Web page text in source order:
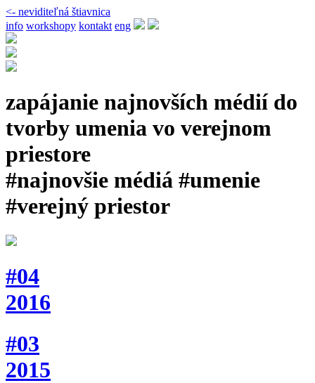
<- neviditeľná štiavnica
info workshopy kontakt eng
zapájanie najnovších médií do
tvorby umenia vo verejnom
priestore
#najnovšie médiá #umenie
#verejný priestor
#04
2016
#03
2015